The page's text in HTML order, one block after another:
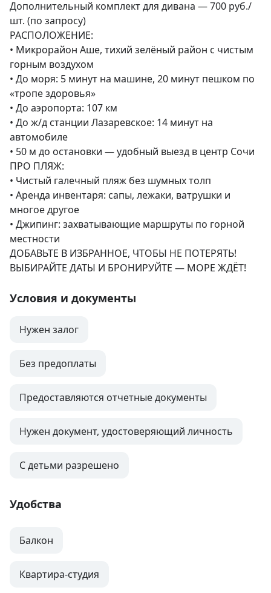
Дополнительный комплект для дивана — 700 руб./
шт. (по запросу)
РАСПОЛОЖЕНИЕ:
• Микрорайон Аше, тихий зелёный район с чистым
горным воздухом
• До моря: 5 минут на машине, 20 минут пешком по
«тропе здоровья»
• До аэропорта: 107 км
• До ж/д станции Лазаревское: 14 минут на
автомобиле
• 50 м до остановки — удобный выезд в центр Сочи
ПРО ПЛЯЖ:
• Чистый галечный пляж без шумных толп
• Аренда инвентаря: сапы, лежаки, ватрушки и
многое другое
• Джипинг: захватывающие маршруты по горной
местности
ДОБАВЬТЕ В ИЗБРАННОЕ, ЧТОБЫ НЕ ПОТЕРЯТЬ!
ВЫБИРАЙТЕ ДАТЫ И БРОНИРУЙТЕ — МОРЕ ЖДЁТ!
Условия и документы
Нужен залог
Без предоплаты
Предоставляются отчетные документы
Нужен документ, удостоверяющий личность
С детьми разрешено
Удобства
Балкон
Квартира-студия